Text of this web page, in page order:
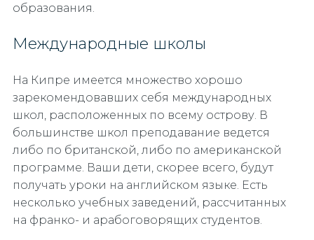
образования.
Международные школы
На Кипре имеется множество хорошо
зарекомендовавших себя международных
школ, расположенных по всему острову. В
большинстве школ преподавание ведется
либо по британской, либо по американской
программе. Ваши дети, скорее всего, будут
получать уроки на английском языке. Есть
несколько учебных заведений, рассчитанных
на франко- и арабоговорящих студентов.